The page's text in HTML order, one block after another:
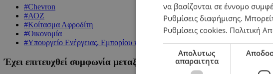
#Chevron
#ΑΟΖ
#Κοίτασμα Αφροδίτη
#Οικονομία
#Υπουργείο Ενέργειας, Εμπορίου και Βιομηχανίας
Έχει επιτευχθεί συμφωνία μεταξύ Chevron και Κυπριακής
να βασίζονται σε έννομο
Ρυθμίσεις διαφήμισης.
Ρυθμίσεις cookies. Πολιτική
Απολυτως
απαραιτητα